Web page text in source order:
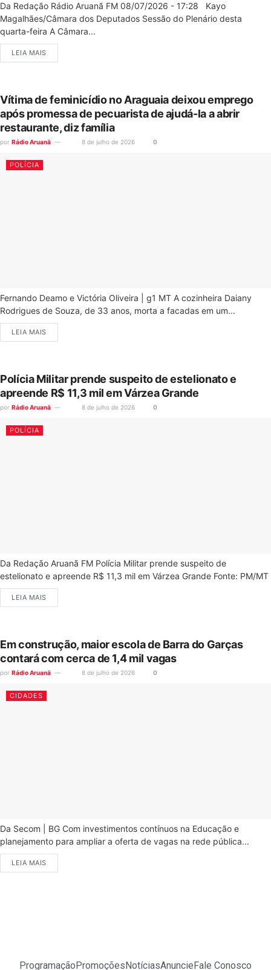
Da Redação Rádio Aruanã FM 08/07/2026 - 17:28 Kayo
Magalhães/Câmara dos Deputados Sessão do Plenário desta
quarta-feira A Câmara...
LEIA MAIS
Vítima de feminicídio no Araguaia deixou emprego
após promessa de pecuarista de ajudá-la a abrir
restaurante, diz família
por Rádio Aruanã 8 de julho de 2026 0
POLÍCIA
Fernando Deamo e Victória Oliveira | g1 MT A cozinheira Daiany
Rodrigues de Souza, de 33 anos, morta a facadas em um...
LEIA MAIS
Polícia Militar prende suspeito de estelionato e
apreende R$ 11,3 mil em Várzea Grande
por Rádio Aruanã 8 de julho de 2026 0
POLÍCIA
Da Redação Aruanã FM Polícia Militar prende suspeito de
estelionato e apreende R$ 11,3 mil em Várzea Grande Fonte: PM/MT
LEIA MAIS
Em construção, maior escola de Barra do Garças
contará com cerca de 1,4 mil vagas
por Rádio Aruanã 8 de julho de 2026 0
CIDADES
Da Secom | BG Com investimentos contínuos na Educação e
planejamento para ampliar a oferta de vagas na rede pública...
LEIA MAIS
Programação Promoções NotíciasAnuncie Fale Conosco